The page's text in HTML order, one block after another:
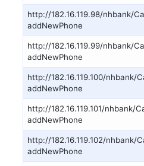
http://182.16.119.98/nhbank/
addNewPhone
http://182.16.119.99/nhbank/
addNewPhone
http://182.16.119.100/nhbank/
addNewPhone
http://182.16.119.101/nhbank/
addNewPhone
http://182.16.119.102/nhbank/
addNewPhone